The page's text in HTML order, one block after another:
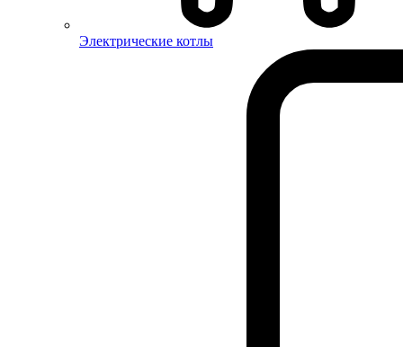
Электрические котлы